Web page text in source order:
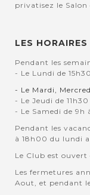
privatisez le Salon
LES HORAIRES
Pendant les
- Le Lundi de
- Le Mardi,
- Le Jeudi de
- Le Samedi de 9h
Pendant les
à 18h00 du lundi
Le Club est
Les fermetures
Aout, et pendant